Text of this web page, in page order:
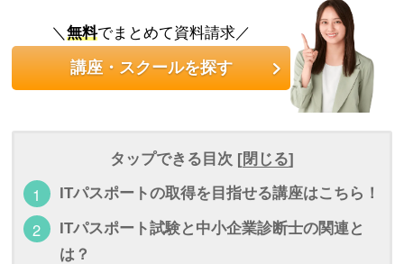
＼無料でまとめて資料請求／
講座・スクールを探す
タップできる目次 [閉じる]
ITパスポートの取得を目指せる講座はこちら！
ITパスポート試験と中小企業診断士の関連と
は？